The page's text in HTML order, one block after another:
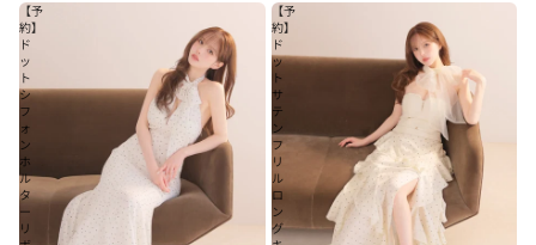
【予
約】
ド
ッ
ト
シ
フ
ォ
ン
ホ
ル
タ
ー
リ
【予
約】
ド
ッ
ト
サ
テ
ン
フ
リ
ル
ロ
ン
グ